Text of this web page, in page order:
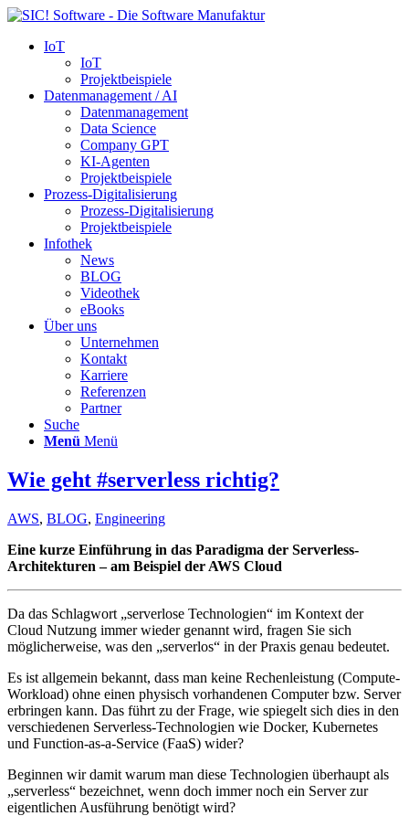
IoT
IoT
Projektbeispiele
Datenmanagement / AI
Datenmanagement
Data Science
Company GPT
KI-Agenten
Projektbeispiele
Prozess-Digitalisierung
Prozess-Digitalisierung
Projektbeispiele
Infothek
News
BLOG
Videothek
eBooks
Über uns
Unternehmen
Kontakt
Karriere
Referenzen
Partner
Suche
Menü Menü
Wie geht #serverless richtig?
AWS, BLOG, Engineering
Eine kurze Einführung in das Paradigma der Serverless-
Architekturen – am Beispiel der AWS Cloud
Da das Schlagwort „serverlose Technologien“ im Kontext der
Cloud Nutzung immer wieder genannt wird, fragen Sie sich
möglicherweise, was den „serverlos“ in der Praxis genau bedeutet.
Es ist allgemein bekannt, dass man keine Rechenleistung (Compute-
Workload) ohne einen physisch vorhandenen Computer bzw. Server
erbringen kann. Das führt zu der Frage, wie spiegelt sich dies in den
verschiedenen Serverless-Technologien wie Docker, Kubernetes
und Function-as-a-Service (FaaS) wider?
Beginnen wir damit warum man diese Technologien überhaupt als
„serverless“ bezeichnet, wenn doch immer noch ein Server zur
eigentlichen Ausführung benötigt wird?